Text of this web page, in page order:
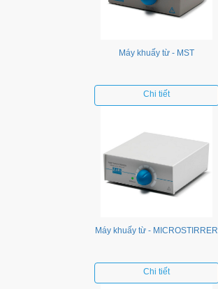
Máy khuấy từ - MST
Chi tiết
Máy khuấy từ - MICROSTIRRER
Chi tiết